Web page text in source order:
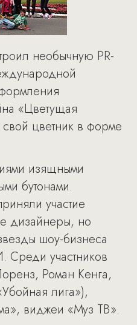
необычную PR-
«Цветущая
цветник в форме
изящными
бутонами.
участие
дизайнеры, но
шоу-бизнеса
участников
Роман Кенга,
лига»),
виджеи «Муз ТВ».